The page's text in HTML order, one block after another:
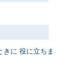
きに 役に立ちま